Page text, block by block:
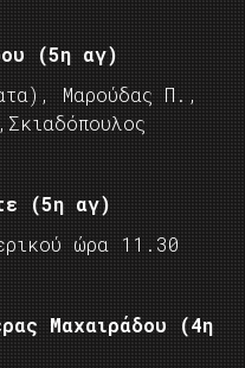
(5η αγ)
Μαρούδας Π.,
(5η αγ)
ώρα 11.30
Μαχαιράδου (4η